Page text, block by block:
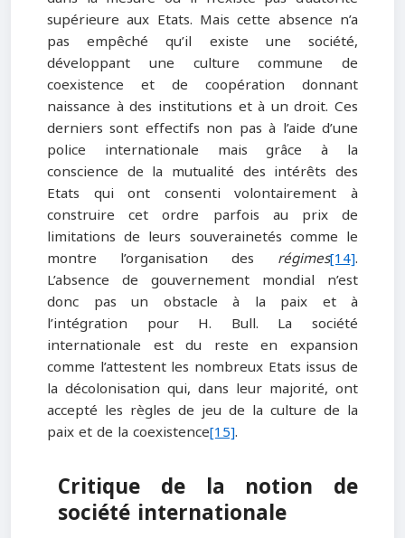
supérieure aux Etats. Mais cette absence n’a
pas empêché qu’il existe une société,
développant une culture commune de
coexistence et de coopération donnant
naissance à des institutions et à un droit. Ces
derniers sont effectifs non pas à l’aide d’une
police internationale mais grâce à la
conscience de la mutualité des intérêts des
Etats qui ont consenti volontairement à
construire cet ordre parfois au prix de
limitations de leurs souverainetés comme le
montre l’organisation des régimes[14].
L’absence de gouvernement mondial n’est
donc pas un obstacle à la paix et à
l’intégration pour H. Bull. La société
internationale est du reste en expansion
comme l’attestent les nombreux Etats issus de
la décolonisation qui, dans leur majorité, ont
accepté les règles de jeu de la culture de la
paix et de la coexistence[15].
Critique de la notion de
société internationale